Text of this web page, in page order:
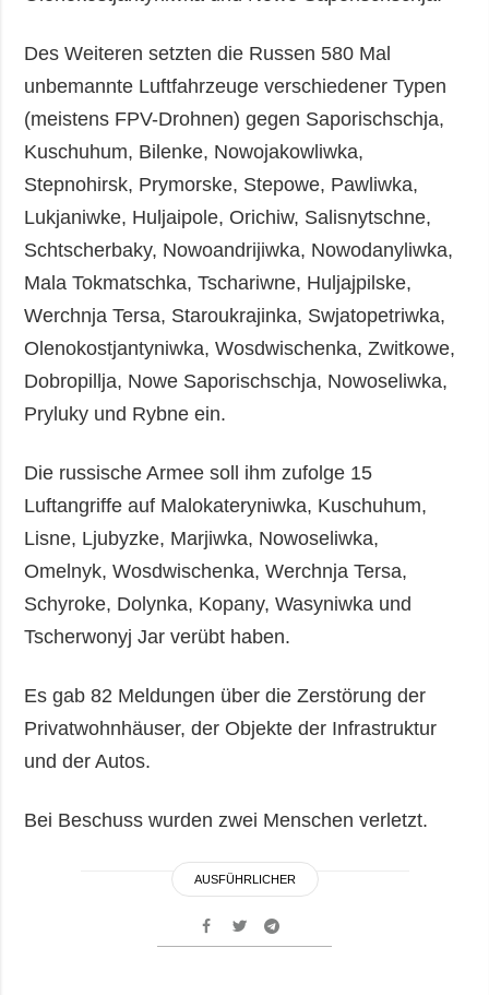
Des Weiteren setzten die Russen 580 Mal
unbemannte Luftfahrzeuge verschiedener Typen
(meistens FPV-Drohnen) gegen Saporischschja,
Kuschuhum, Bilenke, Nowojakowliwka,
Stepnohirsk, Prymorske, Stepowe, Pawliwka,
Lukjaniwke, Huljaipole, Orichiw, Salisnytschne,
Schtscherbaky, Nowoandrijiwka, Nowodanyliwka,
Mala Tokmatschka, Tschariwne, Huljajpilske,
Werchnja Tersa, Staroukrajinka, Swjatopetriwka,
Olenokostjantyniwka, Wosdwischenka, Zwitkowe,
Dobropillja, Nowe Saporischschja, Nowoseliwka,
Pryluky und Rybne ein.
Die russische Armee soll ihm zufolge 15
Luftangriffe auf Malokateryniwka, Kuschuhum,
Lisne, Ljubyzke, Marjiwka, Nowoseliwka,
Omelnyk, Wosdwischenka, Werchnja Tersa,
Schyroke, Dolynka, Kopany, Wasyniwka und
Tscherwonyj Jar verübt haben.
Es gab 82 Meldungen über die Zerstörung der
Privatwohnhäuser, der Objekte der Infrastruktur
und der Autos.
Bei Beschuss wurden zwei Menschen verletzt.
AUSFÜHRLICHER